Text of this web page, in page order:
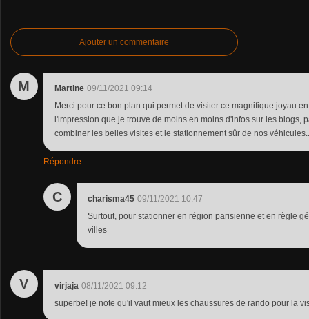
Ajouter un commentaire
M Martine 09/11/2021 09:14
Merci pour ce bon plan qui permet de visiter ce magnifique joyau
l'impression que je trouve de moins en moins d'infos sur les blogs,
combiner les belles visites et le stationnement sûr de nos
Répondre
C charisma45 09/11/2021 10:47
Surtout, pour stationner en région parisienne et en règle
villes
V virjaja 08/11/2021 09:12
superbe! je note qu'il vaut mieux les chaussures de rando pour la